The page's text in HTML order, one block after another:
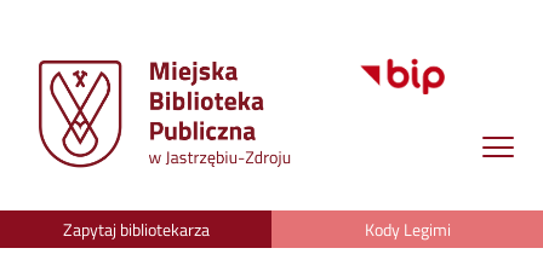
Zapytaj bibliotekarza Kody Legimi